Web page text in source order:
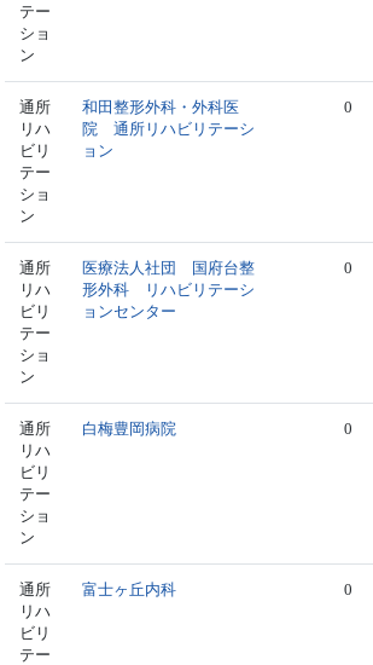
テー
ショ
ン
通所
リハ
ビリ
テー
ショ
ン
和田整形外科・外科医
院 通所リハビリテーシ
ョン
0
通所
リハ
ビリ
テー
ショ
ン
医療法人社団 国府台整
形外科 リハビリテーシ
ョンセンター
0
通所
リハ
ビリ
テー
ショ
ン
白梅豊岡病院 0
通所
リハ
ビリ
テー
富士ヶ丘内科 0